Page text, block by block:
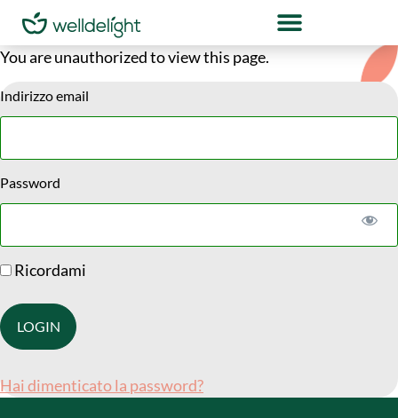
You are unauthorized to view this page.
Indirizzo email
Password
Ricordami
Hai dimenticato la password?